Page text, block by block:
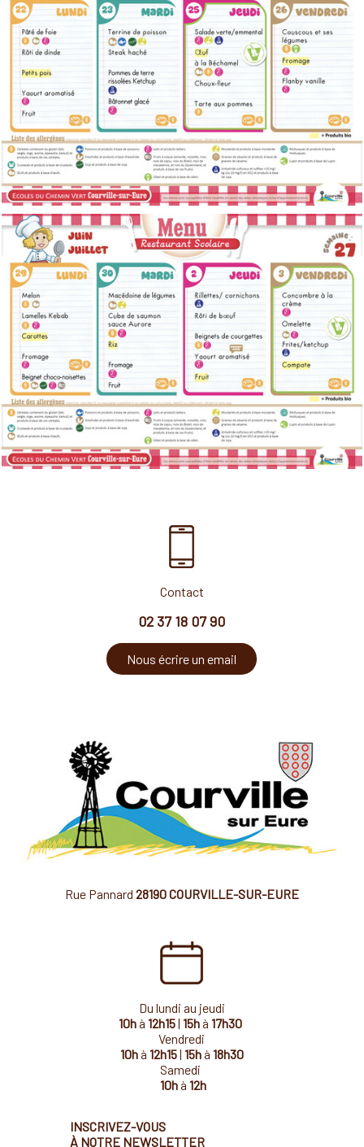
Contact
02 37 18 07 90
Nous écrire un email
Rue Pannard 28190 COURVILLE-SUR-EURE
Du lundi au jeudi
10hà 12h15| 15hà 17h30
Vendredi
10hà 12h15| 15hà 18h30
Samedi
10hà 12h
INSCRIVEZ-VOUS
À NOTRE NEWSLETTER